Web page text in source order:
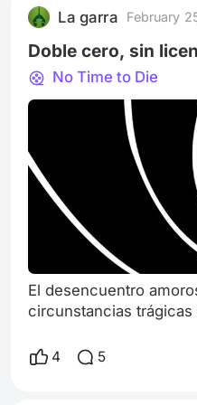
La garra February
Doble cero, sin
No Time to Die
El desencuentro
circunstancias
este tipo de historias,
4 5